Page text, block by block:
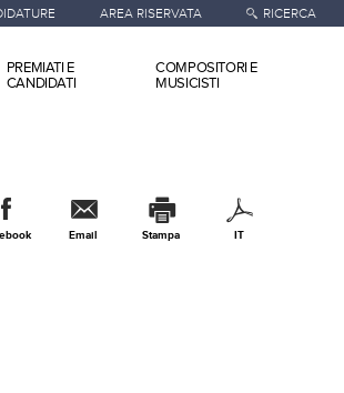
AREA RISERVATA RICERCA
PREMIATI E
CANDIDATI
COMPOSITORI E
MUSICISTI
Email Stampa IT